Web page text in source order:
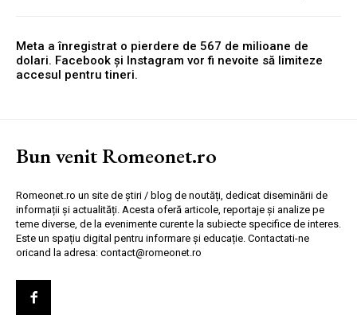
Meta a înregistrat o pierdere de 567 de milioane de
dolari. Facebook și Instagram vor fi nevoite să limiteze
accesul pentru tineri.
Bun venit Romeonet.ro
Romeonet.ro un site de știri / blog de noutăți, dedicat diseminării de
informații și actualități. Acesta oferă articole, reportaje și analize pe
teme diverse, de la evenimente curente la subiecte specifice de interes.
Este un spațiu digital pentru informare și educație. Contactati-ne
oricand la adresa: contact@romeonet.ro